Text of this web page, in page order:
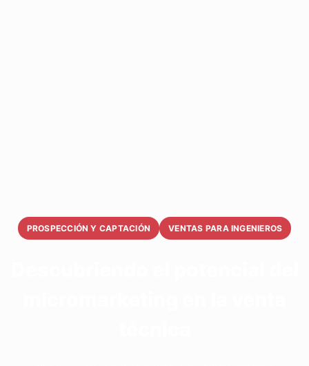
PROSPECCIÓN Y CAPTACIÓN VENTAS PARA INGENIEROS